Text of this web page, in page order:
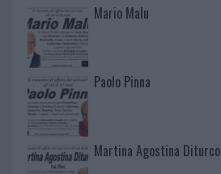
Mario Malu
Paolo Pinna
Martina Agostina Diturco